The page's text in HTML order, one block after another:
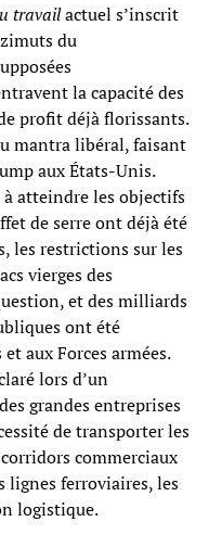
travailactuel s’inscrit
du
la capacité des
profit déjà florissants.
mantra libéral, faisant
aux États-Unis.
à atteindre les objectifs
de serre ont déjà été
les restrictions sur les
vierges des
et des milliards
ont été
aux Forces armées.
lors d’un
grandes entreprises
de transporter les
commerciaux
lignes ferroviaires, les
logistique.